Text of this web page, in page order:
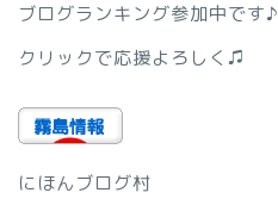
ブログランキング参加中です♪
クリックで応援よろしく♫
にほんブログ村